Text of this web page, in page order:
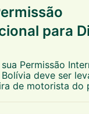
para
Permissão
deve ser
de motorista do